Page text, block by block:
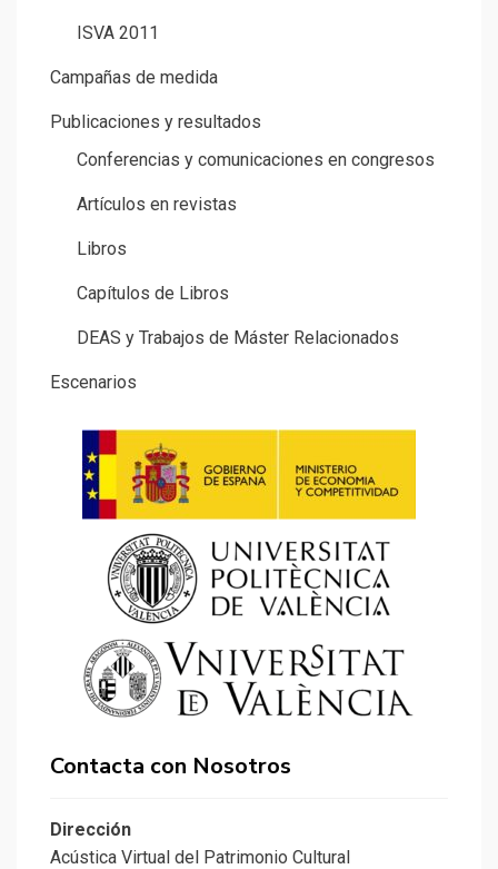
ISVA 2011
Campañas de medida
Publicaciones y resultados
Conferencias y comunicaciones en congresos
Artículos en revistas
Libros
Capítulos de Libros
DEAS y Trabajos de Máster Relacionados
Escenarios
Contacta con Nosotros
Dirección
Acústica Virtual del Patrimonio Cultural